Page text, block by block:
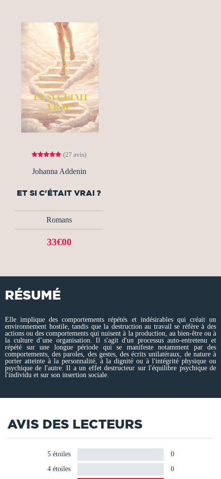
(27 avis)
Johanna Addenin
ET SI C'ÉTAIT VRAI ?
Romans
33€00
RÉSUMÉ
Elle implique des comportements répétés et indésirables qui créait un
environnement hostile, tandis que la destruction au travail se réfère à des
actions ou des comportements qui nuisent à la production, au bien-être ou à
la culture d’une organisation. Il s'agit d'un processus auto-entretenu et
répété sur une longue période qui se manifeste notamment par des
comportements, des paroles, des gestes, des écrits unilatéraux, de nature à
porter atteinte à la personnalité, à la dignité ou à l'intégrité physique ou
psychique de l'autre. Il a un effet destructeur sur l'équilibre psychique de
l'individu et sur son insertion sociale.
AVIS DES LECTEURS
5 étoiles
0
4 étoiles
0